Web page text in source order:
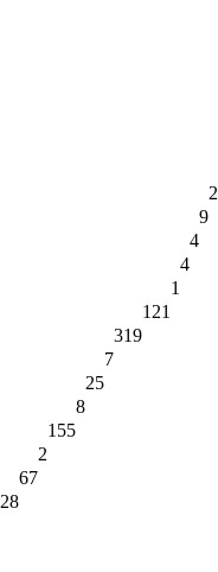
2
9
4
4
1
121
319
7
25
8
155
2
67
28